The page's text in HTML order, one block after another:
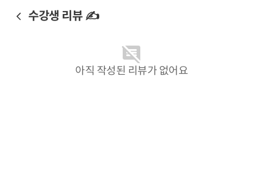
수강생 리뷰 ✍️
아직 작성된 리뷰가 없어요